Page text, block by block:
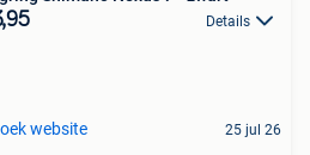
Details
website 25 jul 26